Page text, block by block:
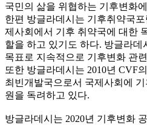
국민의 삶을 위협하는 기후변화
한편 방글라데시는 기후취약국
제사회에서 기후 취약국에 대한
할을 하고 있기도 하다. 방글라데
목표로 지속적으로 기후변화 관
또한 방글라데시는 2010년 CVF
최빈개발국으로서 국제사회에
원을 독려하고 있다.
방글라데시는 2020년 기후변화